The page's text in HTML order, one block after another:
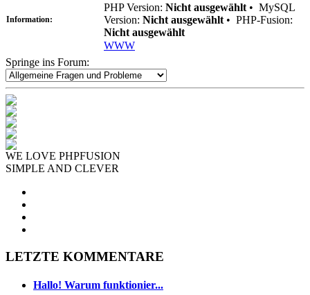
Information:
PHP Version: Nicht ausgewählt • MySQL
Version: Nicht ausgewählt • PHP-Fusion:
Nicht ausgewählt
WWW
Springe ins Forum:
WE LOVE PHPFUSION
SIMPLE AND CLEVER
LETZTE KOMMENTARE
Hallo! Warum funktionier...